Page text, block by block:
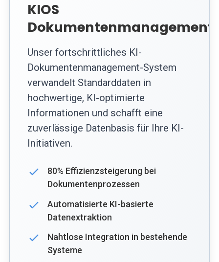
KIOS
Dokumentenmanagement
Unser fortschrittliches KI-
Dokumentenmanagement-System
verwandelt Standarddaten in
hochwertige, KI-optimierte
Informationen und schafft eine
zuverlässige Datenbasis für Ihre KI-
Initiativen.
80% Effizienzsteigerung bei
Dokumentenprozessen
Automatisierte KI-basierte
Datenextraktion
Nahtlose Integration in bestehende
Systeme